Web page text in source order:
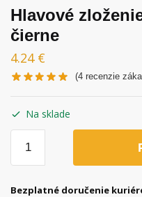
Hlavové
čierne
4.24 €
(4 recenzie
Na sklade
Hlavové
22.2/30/27mm
Bezplatné doručenie